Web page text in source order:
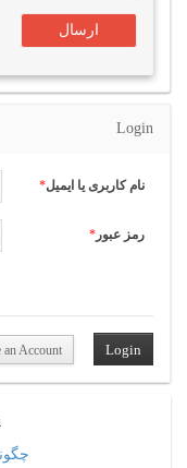
Login
نام کاربری یا ایمیل*
رمز عبور *
an Account